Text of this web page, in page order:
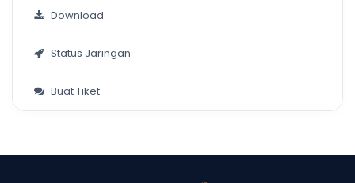
Download
Status Jaringan
Buat Tiket